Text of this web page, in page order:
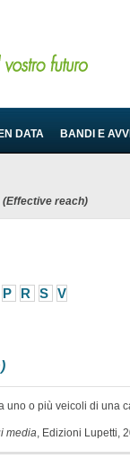
DATA BANDI E
reach)
P R S V
o più veicoli di una
media, Edizioni Lupetti,